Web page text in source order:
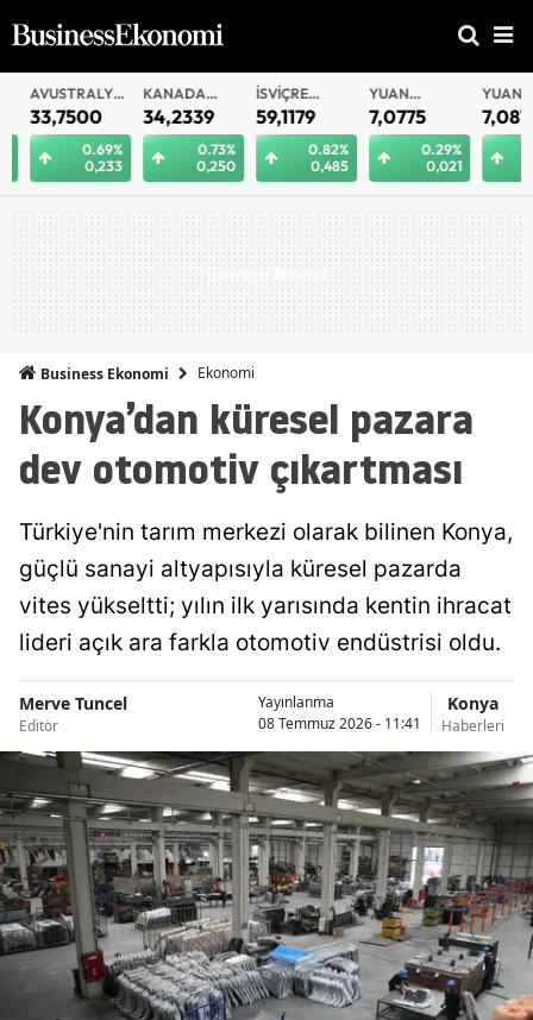
AVUSTRALYA
DOLARI
33,7500
0.69%
0,233
KANADA
DOLARI
34,2339
0.73%
0,250
İSVIÇRE
FRANKI
59,1179
0.82%
0,485
YUAN
OFFSHORE
7,0775
0.29%
0,021
YUAN
7,0812
Business Ekonomi Ekonomi
Konya’dan küresel pazara
dev otomotiv çıkartması
Türkiye'nin tarım merkezi olarak bilinen Konya,
güçlü sanayi altyapısıyla küresel pazarda
vites yükseltti; yılın ilk yarısında kentin ihracat
lideri açık ara farkla otomotiv endüstrisi oldu.
Merve Tuncel
Editör
Yayınlanma
08 Temmuz 2026 - 11:41
Konya
Haberleri